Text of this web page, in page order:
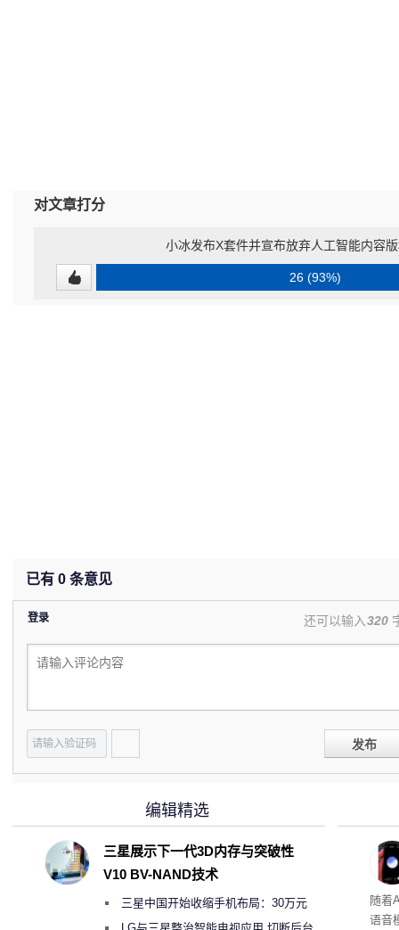
对文章打分
小冰发布X套件并宣布放弃人工智能内容
26 (93%)
已有 0 条意见
登录 还可以输入320
发布
理”
随着
语音
编辑精选
三星展示下一代3D内存与突破性
V10 BV-NAND技术
三星中国开始收缩手机布局：30万元